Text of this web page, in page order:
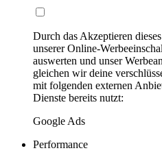
Durch das Akzeptieren
unserer Online-
auswerten und unser
gleichen wir deine
mit folgenden externen
Dienste bereits nutzt:
Google Ads
Performance